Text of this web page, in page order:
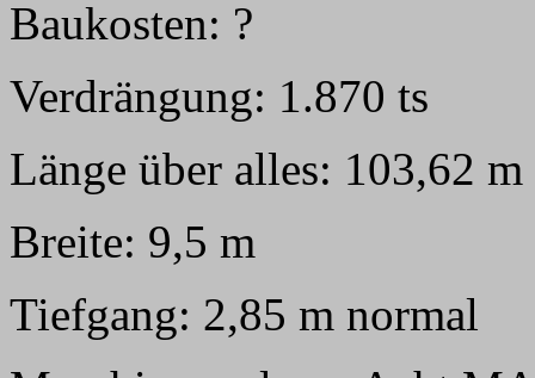
Baukosten: ?
Verdrängung: 1.870 ts
Länge über alles: 103,62 m
Breite: 9,5 m
Tiefgang: 2,85 m normal